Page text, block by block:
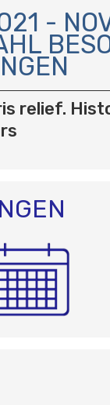
-
relief.